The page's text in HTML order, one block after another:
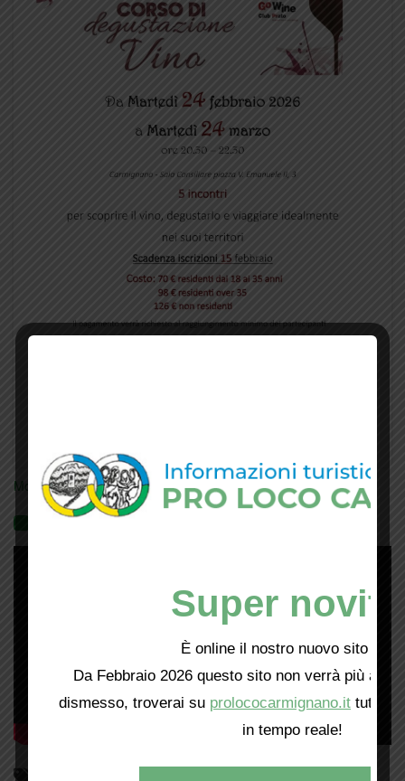
Mostra tutte le locandine
Videogallery
Super
È online il nostro nuovo sito web!
Da Febbraio 2026 questo sito non verrà più
dismesso, troverai su prolococarmignano.it tutti i
in tempo reale!